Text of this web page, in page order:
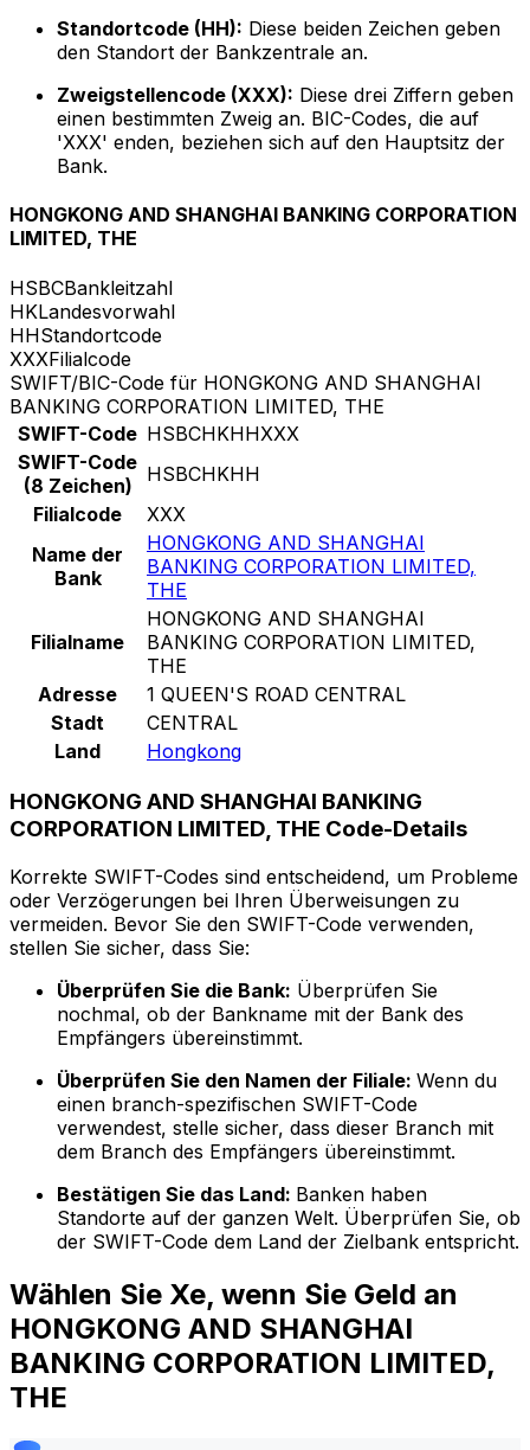
Standortcode (HH): Diese beiden Zeichen geben
den Standort der Bankzentrale an.
Zweigstellencode (XXX): Diese drei Ziffern geben
einen bestimmten Zweig an. BIC-Codes, die auf
'XXX' enden, beziehen sich auf den Hauptsitz der
Bank.
HONGKONG AND SHANGHAI BANKING CORPORATION
LIMITED, THE
HSBCBankleitzahl
HKLandesvorwahl
HHStandortcode
XXXFilialcode
SWIFT/BIC-Code für HONGKONG AND SHANGHAI
BANKING CORPORATION LIMITED, THE
SWIFT-Code HSBCHKHHXXX
SWIFT-Code
(8 Zeichen)
HSBCHKHH
Filialcode
XXX
Name der
Bank
HONGKONG AND SHANGHAI
BANKING CORPORATION LIMITED,
THE
Filialname
HONGKONG AND SHANGHAI
BANKING CORPORATION LIMITED,
THE
Adresse
1 QUEEN'S ROAD CENTRAL
Stadt
CENTRAL
Land
Hongkong
HONGKONG AND SHANGHAI BANKING
CORPORATION LIMITED, THE Code-Details
Korrekte SWIFT-Codes sind entscheidend, um Probleme
oder Verzögerungen bei Ihren Überweisungen zu
vermeiden. Bevor Sie den SWIFT-Code verwenden,
stellen Sie sicher, dass Sie:
Überprüfen Sie die Bank: Überprüfen Sie
nochmal, ob der Bankname mit der Bank des
Empfängers übereinstimmt.
Überprüfen Sie den Namen der Filiale: Wenn du
einen branch-spezifischen SWIFT-Code
verwendest, stelle sicher, dass dieser Branch mit
dem Branch des Empfängers übereinstimmt.
Bestätigen Sie das Land: Banken haben
Standorte auf der ganzen Welt. Überprüfen Sie, ob
der SWIFT-Code dem Land der Zielbank entspricht.
Wählen Sie Xe, wenn Sie Geld an
HONGKONG AND SHANGHAI
BANKING CORPORATION LIMITED,
THE